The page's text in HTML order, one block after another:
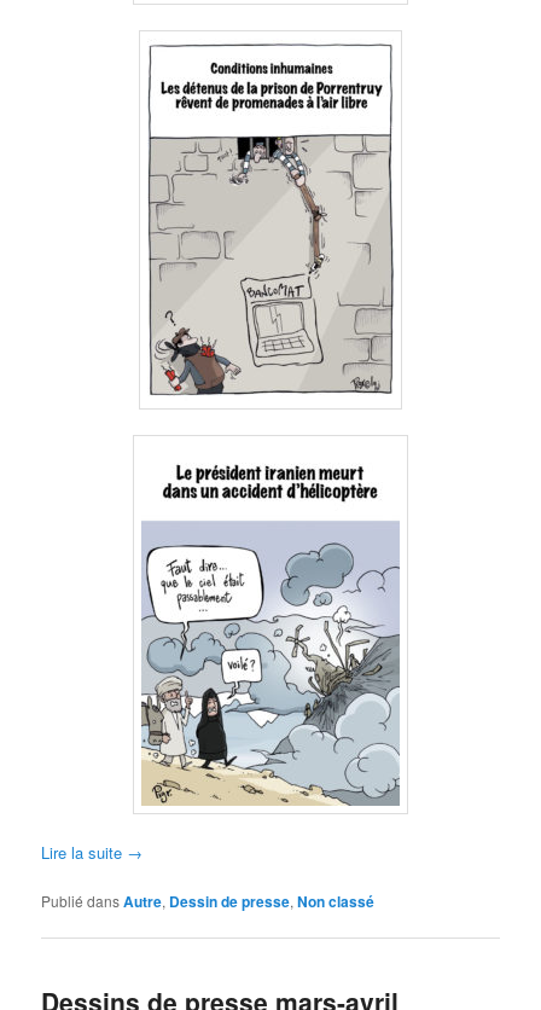
Lire la suite →
Publié dansAutre, Dessin de presse,Non classé
Dessins de presse mars-avril